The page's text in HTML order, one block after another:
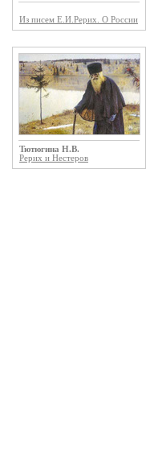
Из писем Е.И.Рерих. О России
Тютюгина Н.В.
Рерих и Нестеров